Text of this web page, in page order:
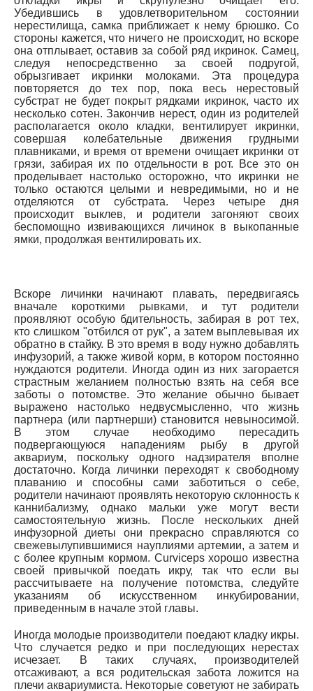
Убедившись в удовлетворительном состоянии
нерестилища, самка приближает к нему брюшко. Со
стороны кажется, что ничего не происходит, но вскоре
она отплывает, оставив за собой ряд икринок. Самец,
следуя непосредственно за своей подругой,
обрызгивает икринки молоками. Эта процедура
повторяется до тех пор, пока весь нерестовый
субстрат не будет покрыт рядками икринок, часто их
несколько сотен. Закончив нерест, один из родителей
располагается около кладки, вентилирует икринки,
совершая колебательные движения грудными
плавниками, и время от времени очищает икринки от
грязи, забирая их по отдельности в рот. Все это он
проделывает настолько осторожно, что икринки не
только остаются целыми и невредимыми, но и не
отделяются от субстрата. Через четыре дня
происходит выклев, и родители загоняют своих
беспомощно извивающихся личинок в выкопанные
ямки, продолжая вентилировать их.
Вскоре личинки начинают плавать, передвигаясь
вначале короткими рывками, и тут родители
проявляют особую бдительность, забирая в рот тех,
кто слишком "отбился от рук", а затем выплевывая их
обратно в стайку. В это время в воду нужно добавлять
инфузорий, а также живой корм, в котором постоянно
нуждаются родители. Иногда один из них загорается
страстным желанием полностью взять на себя все
заботы о потомстве. Это желание обычно бывает
выражено настолько недвусмысленно, что жизнь
партнера (или партнерши) становится невыносимой.
В этом случае необходимо пересадить
подвергающуюся нападениям рыбу в другой
аквариум, поскольку одного надзирателя вполне
достаточно. Когда личинки переходят к свободному
плаванию и способны сами заботиться о себе,
родители начинают проявлять некоторую склонность к
каннибализму, однако мальки уже могут вести
самостоятельную жизнь. После нескольких дней
инфузорной диеты они прекрасно справляются со
свежевылупившимися науплиями артемии, а затем и
с более крупным кормом. Сurviceps хорошо известна
своей привычкой поедать икру, так что если вы
рассчитываете на получение потомства, следуйте
указаниям об искусственном инкубировании,
приведенным в начале этой главы.
Иногда молодые производители поедают кладку икры.
Что случается редко и при последующих нерестах
исчезает. В таких случаях, производителей
отсаживают, а вся родительская забота ложится на
плечи аквариумиста. Некоторые советуют не забирать